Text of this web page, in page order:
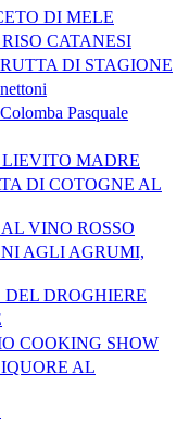
DI MELE
CATANESI
DI STAGIONE
Pasquale
LIEVITO MADRE
DI COTOGNE AL
VINO ROSSO
AGLI AGRUMI,
DROGHIERE
COOKING SHOW
AL